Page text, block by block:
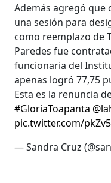
Además agregó que
una sesión para
como reemplazo de
Paredes fue
funcionaria del
apenas logró 77,75
Esta es la renuncia
#GloriaToapanta
pic.twitter.com/
— Sandra Cruz